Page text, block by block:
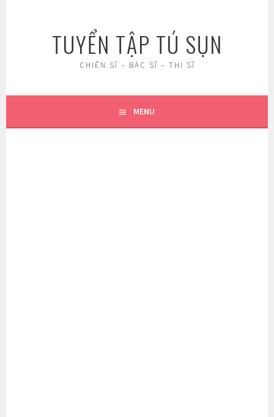
TUYỂN TẬP TÚ SỤN
CHIẾN SĨ – BÁC SĨ – THI SĨ
MENU